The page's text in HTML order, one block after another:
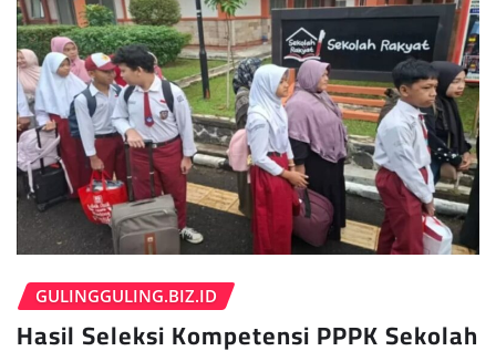
GULINGGULING.BIZ.ID
Hasil Seleksi Kompetensi PPPK Sekolah